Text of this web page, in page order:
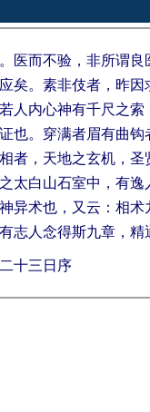
医而不验，非所谓
矣。素非伎者，昨
人内心神有千尺之
也。穿满者眉有曲
者，天地之玄机，
太白山石室中，有逸
异术也，又云：相
志人念得斯九章，精
十三日序